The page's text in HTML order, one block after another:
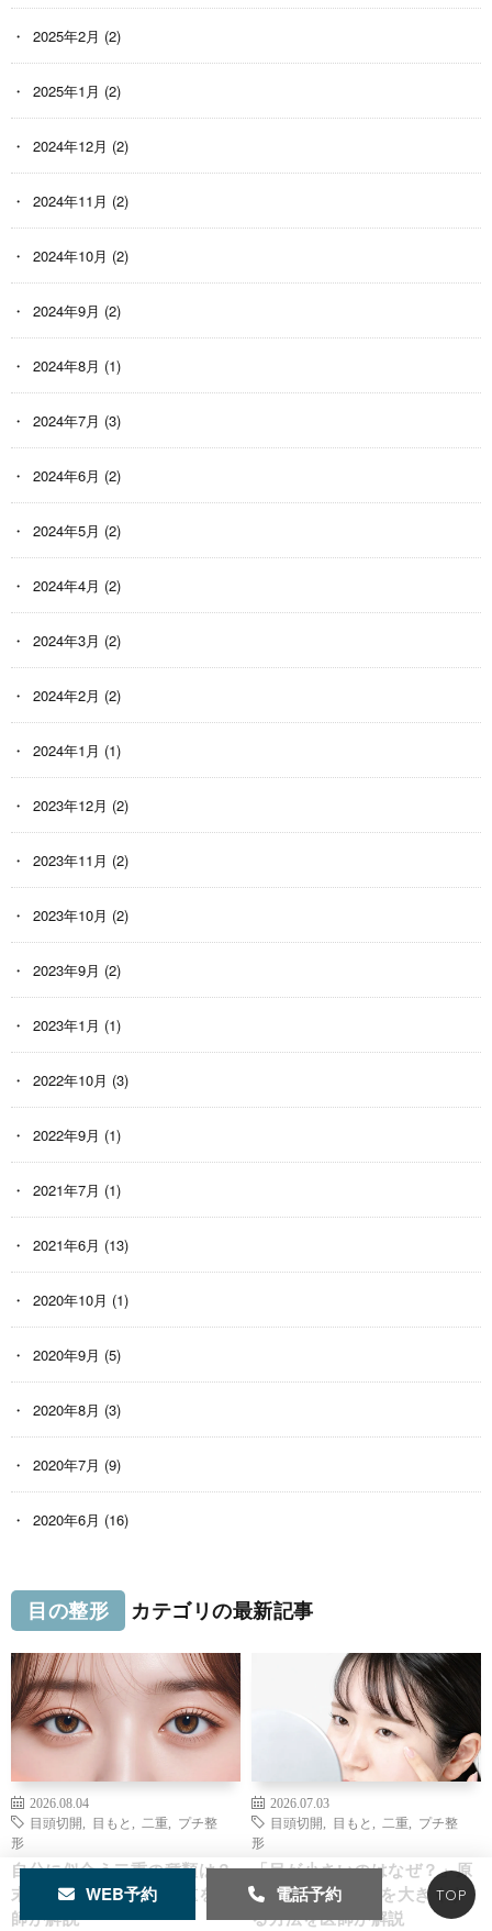
2025年2月 (2)
2025年1月 (2)
2024年12月 (2)
2024年11月 (2)
2024年10月 (2)
2024年9月 (2)
2024年8月 (1)
2024年7月 (3)
2024年6月 (2)
2024年5月 (2)
2024年4月 (2)
2024年3月 (2)
2024年2月 (2)
2024年1月 (1)
2023年12月 (2)
2023年11月 (2)
2023年10月 (2)
2023年9月 (2)
2023年1月 (1)
2022年10月 (3)
2022年9月 (1)
2021年7月 (1)
2021年6月 (13)
2020年10月 (1)
2020年9月 (5)
2020年8月 (3)
2020年7月 (9)
2020年6月 (16)
目の整形 カテゴリの最新記事
2026.08.04
目頭切開
目もと 二重
プチ整
形
自分に似合う二重の種類は？
末広型・平行型・奥二重を医
師が解説
2026.07.03
目頭切開
目もと 二重
プチ整
形
「目が小さいのはなぜ？」原
因4つと自然に目を大きくす
る方法を医師が解説
WEB予約 電話予約 TOP